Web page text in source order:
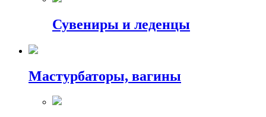
Сувениры и леденцы
Мастурбаторы, вагины